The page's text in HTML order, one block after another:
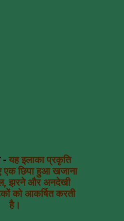
- यह इलाका प्रकृति
एक छिपा हुआ खजाना
झरने और अनदेखी
को आकर्षित करती
है।